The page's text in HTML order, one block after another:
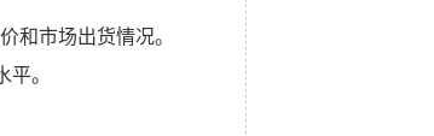
和市场出货情况。
。